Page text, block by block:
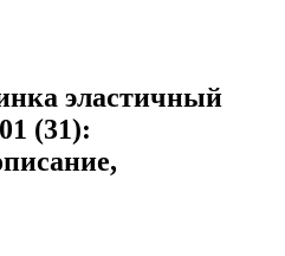
эластичный
(31):